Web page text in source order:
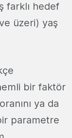
farklı hedef
üzeri) yaş
bir faktör
ya da
parametre